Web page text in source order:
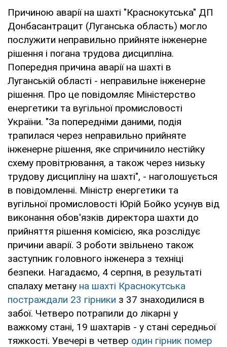
Причиною аварії на шахті "Краснокутська" ДП
Донбасантрацит (Луганська область) могло
послужити неправильно прийняте інженерне
рішення і погана трудова дисципліна.
Попередня причина аварії на шахті в
Луганській області - неправильне інженерне
рішення. Про це повідомляє Міністерство
енергетики та вугільної промисловості
України. "За попередніми даними, подія
трапилася через неправильно прийняте
інженерне рішення, яке спричинило нестійку
схему провітрювання, а також через низьку
трудову дисципліну на шахті", - наголошується
в повідомленні. Міністр енергетики та
вугільної промисловості Юрій Бойко усунув від
виконання обов'язків директора шахти до
прийняття рішення комісією, яка розслідує
причини аварії. З роботи звільнено також
заступник головного інженера з техніці
безпеки. Нагадаємо, 4 серпня, в результаті
спалаху метану на шахті Краснокутська
постраждали 23 гірники з 37 знаходилися в
забої. Четверо потрапили до лікарні у
важкому стані, 19 шахтарів - у стані середньої
тяжкості. Увечері в четвер один гірник помер